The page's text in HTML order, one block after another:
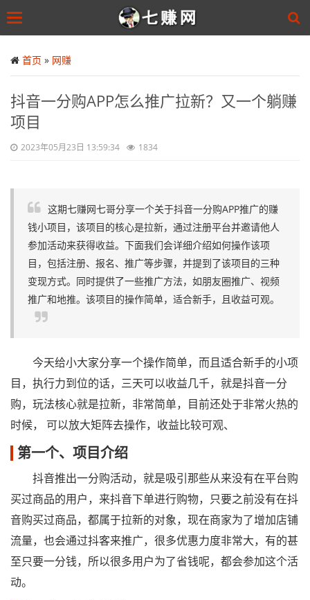
to
main
Toggle
首页 » 网赚
抖音一分购APP怎么推广拉新？又一个躺赚
项目
2023年05月23日 13:59:34 1834
这期七赚网七哥分享一个关于抖音一分购APP推广的赚
钱小项目，该项目的核心是拉新，通过注册平台并邀请他人
参加活动来获得收益。下面我们会详细介绍如何操作该项
目，包括注册、报名、推广等步骤，并提到了该项目的三种
变现方式。同时提供了一些推广方法，如朋友圈推广、视频
推广和地推。该项目的操作简单，适合新手，且收益可观。
今天给小大家分享一个操作简单，而且适合新手的小项
目，执行力到位的话，三天可以收益几千，就是抖音一分
购，玩法核心就是拉新，非常简单，目前还处于非常火热的
时候， 可以放大矩阵去操作，收益比较可观、
第一个、项目介绍
抖音推出一分购活动，就是吸引那些从来没有在平台购
买过商品的用户，来抖音下单进行购物，只要之前没有在抖
音购买过商品，都属于拉新的对象，现在商家为了增加店铺
流量，也会通过抖客来推广，很多优惠力度非常大，有的甚
至只要一分钱，所以很多用户为了省钱呢，都会参加这个活
动。